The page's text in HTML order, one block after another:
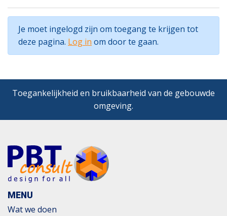
Je moet ingelogd zijn om toegang te krijgen tot
deze pagina. Log in om door te gaan.
Toegankelijkheid en bruikbaarheid van de gebouwde
omgeving.
MENU
Wat we doen